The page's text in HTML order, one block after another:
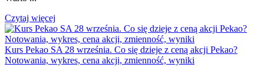
Czytaj więcej
Kurs Pekao SA 28 września. Co się dzieje z ceną akcji Pekao?
Notowania, wykres, cena akcji, zmienność, wyniki